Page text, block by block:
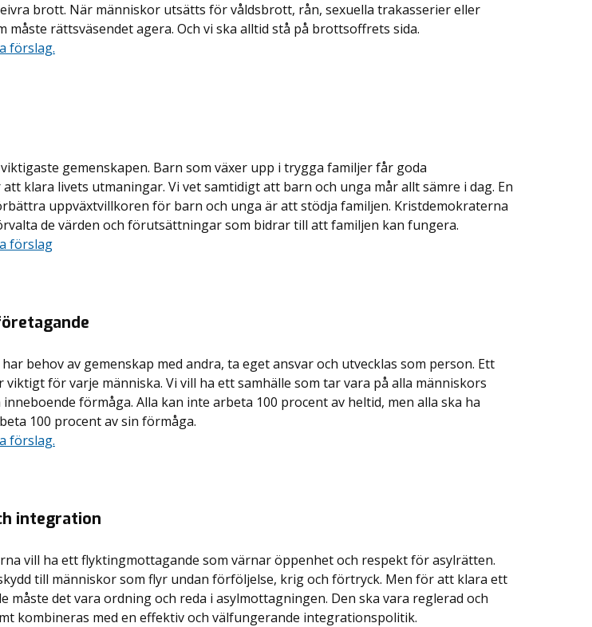
brott. När människor utsätts för våldsbrott, rån, sexuella trakasserier eller
måste rättsväsendet agera. Och vi ska alltid stå på brottsoffrets sida.
förslag.
gemenskapen. Barn som växer upp i trygga familjer får goda
klara livets utmaningar. Vi vet samtidigt att barn och unga mår allt sämre i dag. En
uppväxtvillkoren för barn och unga är att stödja familjen. Kristdemokraterna
de värden och förutsättningar som bidrar till att familjen kan fungera.
förslag
behov av gemenskap med andra, ta eget ansvar och utvecklas som person. Ett
för varje människa. Vi vill ha ett samhälle som tar vara på alla människors
förmåga. Alla kan inte arbeta 100 procent av heltid, men alla ska ha
100 procent av sin förmåga.
förslag.
integration
vill ha ett flyktingmottagande som värnar öppenhet och respekt för asylrätten.
till människor som flyr undan förföljelse, krig och förtryck. Men för att klara ett
måste det vara ordning och reda i asylmottagningen. Den ska vara reglerad och
kombineras med en effektiv och välfungerande integrationspolitik.